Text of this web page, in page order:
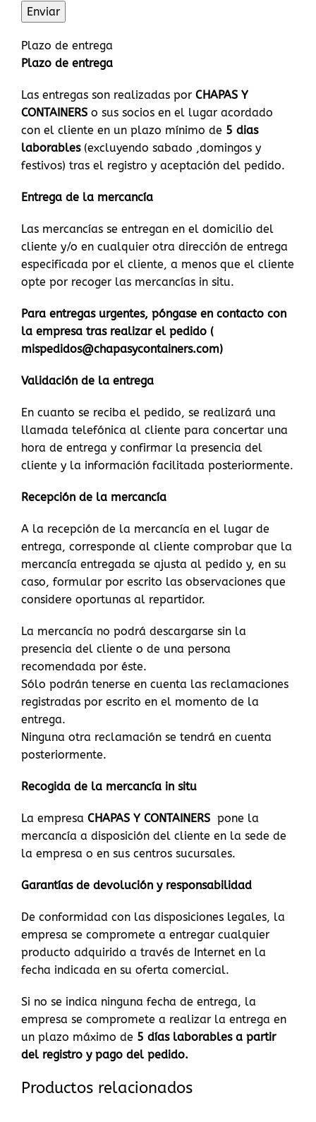
Plazo de entrega
Plazo de entrega
Las entregas son realizadas por CHAPAS Y
CONTAINERS o sus socios en el lugar acordado
con el cliente en un plazo mínimo de 5 dias
laborables (excluyendo sabado ,domingos y
festivos) tras el registro y aceptación del pedido.
Entrega de la mercancía
Las mercancías se entregan en el domicilio del
cliente y/o en cualquier otra dirección de entrega
especificada por el cliente, a menos que el cliente
opte por recoger las mercancías in situ.
Para entregas urgentes, póngase en contacto con
la empresa tras realizar el pedido (
mispedidos@chapasycontainers.com)
Validación de la entrega
En cuanto se reciba el pedido, se realizará una
llamada telefónica al cliente para concertar una
hora de entrega y confirmar la presencia del
cliente y la información facilitada posteriormente.
Recepción de la mercancía
A la recepción de la mercancía en el lugar de
entrega, corresponde al cliente comprobar que la
mercancía entregada se ajusta al pedido y, en su
caso, formular por escrito las observaciones que
considere oportunas al repartidor.
La mercancía no podrá descargarse sin la
presencia del cliente o de una persona
recomendada por éste.
Sólo podrán tenerse en cuenta las reclamaciones
registradas por escrito en el momento de la
entrega.
Ninguna otra reclamación se tendrá en cuenta
posteriormente.
Recogida de la mercancía in situ
La empresa CHAPAS Y CONTAINERS pone la
mercancía a disposición del cliente en la sede de
la empresa o en sus centros sucursales.
Garantías de devolución y responsabilidad
De conformidad con las disposiciones legales, la
empresa se compromete a entregar cualquier
producto adquirido a través de Internet en la
fecha indicada en su oferta comercial.
Si no se indica ninguna fecha de entrega, la
empresa se compromete a realizar la entrega en
un plazo máximo de 5 días laborables a partir
del registro y pago del pedido.
Productos relacionados